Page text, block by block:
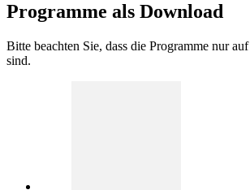
Programme als Download
Bitte beachten Sie, dass die Programme nur auf
sind.